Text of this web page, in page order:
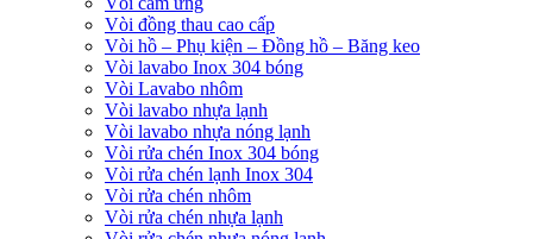
Vòi đồng thau cao cấp
Vòi hồ – Phụ kiện – Đồng hồ – Băng keo
Vòi lavabo Inox 304 bóng
Vòi Lavabo nhôm
Vòi lavabo nhựa lạnh
Vòi lavabo nhựa nóng lạnh
Vòi rửa chén Inox 304 bóng
Vòi rửa chén lạnh Inox 304
Vòi rửa chén nhôm
Vòi rửa chén nhựa lạnh